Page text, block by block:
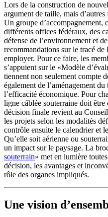
Lors de la construction de
argument de taille, mais
Un groupe d’accompagnement,
différents offices fédéraux, des
défense de l’environnement et
recommandations sur le tracé
employer. Pour ce faire, les
s’appuient sur le «Modèle
tiennent non seulement compte
également de l’aménagement
l’efficacité économique. Pour
ligne câblée souterraine doit
décision finale revient au
les projets selon les modalités
contrôle ensuite le calendrier et
Qu’elle soit aérienne ou
un impact sur le paysage. La
souterrain» met en lumière
décision, les avantages et
rôle des organes impliqués.
Une vision